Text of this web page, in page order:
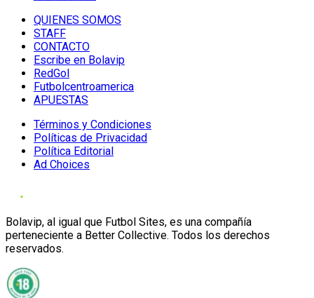
QUIENES SOMOS
STAFF
CONTACTO
Escribe en Bolavip
RedGol
Futbolcentroamerica
APUESTAS
Términos y Condiciones
Políticas de Privacidad
Política Editorial
Ad Choices
Bolavip, al igual que Futbol Sites, es una compañía
perteneciente a Better Collective. Todos los derechos
reservados.